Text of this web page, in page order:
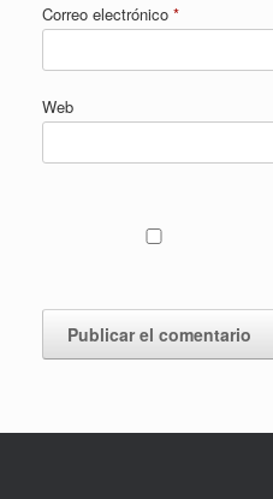
Correo electrónico *
Web